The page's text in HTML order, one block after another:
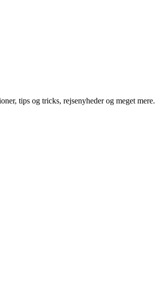
tips og tricks, rejsenyheder og meget mere.